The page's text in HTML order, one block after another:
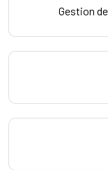
Gestion